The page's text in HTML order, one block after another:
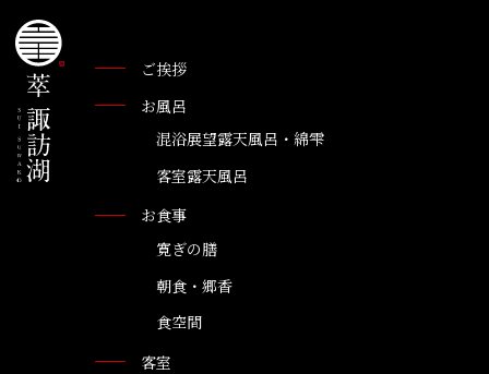
ご挨拶
お風呂
混浴展望露天風呂・綿雫
客室露天風呂
お食事
寛ぎの膳
朝食・郷香
食空間
客室